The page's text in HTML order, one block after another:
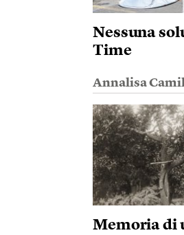
Nessuna
Time
Annalisa
Memoria di